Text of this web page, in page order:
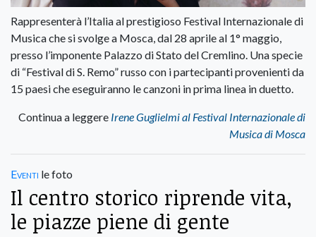
Rappresenterà l’Italia al prestigioso Festival Internazionale di
Musica che si svolge a Mosca, dal 28 aprile al 1° maggio,
presso l’imponente Palazzo di Stato del Cremlino. Una specie
di “Festival di S. Remo” russo con i partecipanti provenienti da
15 paesi che eseguiranno le canzoni in prima linea in duetto.
Continua a leggere Irene Guglielmi al Festival Internazionale di
Musica di Mosca
Eventi le foto
Il centro storico riprende vita,
le piazze piene di gente